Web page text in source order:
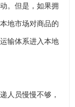
。但是，如果拥
地市场对商品的
输体系进入本地
人员慢慢不够，